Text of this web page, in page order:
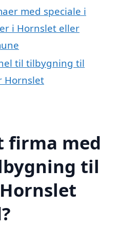
med speciale i
i Hornslet eller
til tilbygning til
Hornslet
firma med
til